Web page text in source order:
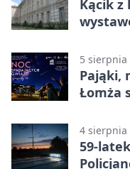
Kącik
5 sierpnia
Pająki,
Łomża
4 sierpnia
59-